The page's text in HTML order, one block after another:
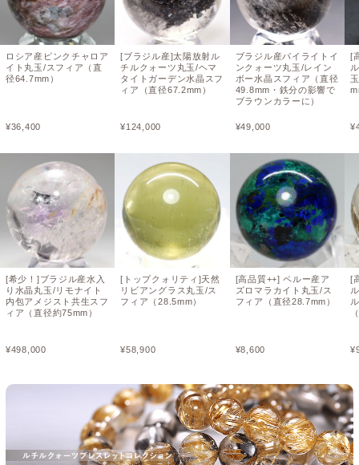
ロシア産ピンクチャロア
イト丸玉/スフィア（直
径64.7mm）
¥36,400
[希少！]ブラジル産水入
り水晶丸玉/リモナイト
内包アメジスト共生スフ
ィア（直径約75mm）
¥498,000
[ブラジル産]太陽放射ル
チルクォーツ丸玉/ヘマ
タイトガーデン水晶スフ
ィア（直径67.2mm）
¥124,000
[トップクォリティ]天然
リビアングラス丸玉/ス
フィア（28.5mm）
¥58,900
ブラジル産パイライトイ
ンクォーツ丸玉/レイン
ボー水晶スフィア（直径
49.8mm・鉄分の影響で
ブラウンカラーに）
¥49,000
[高品質++] ペルー産ア
ズロマラカイト丸玉/ス
フィア（直径28.7mm）
¥8,600
[
¥
[
¥